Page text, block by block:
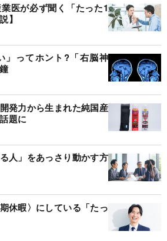
医が必ず聞く「たった1
】
」ってホント?「右脳神
発力から生まれた純国産
題に
人」をあっさり動かす方
休暇〉にしている「たっ